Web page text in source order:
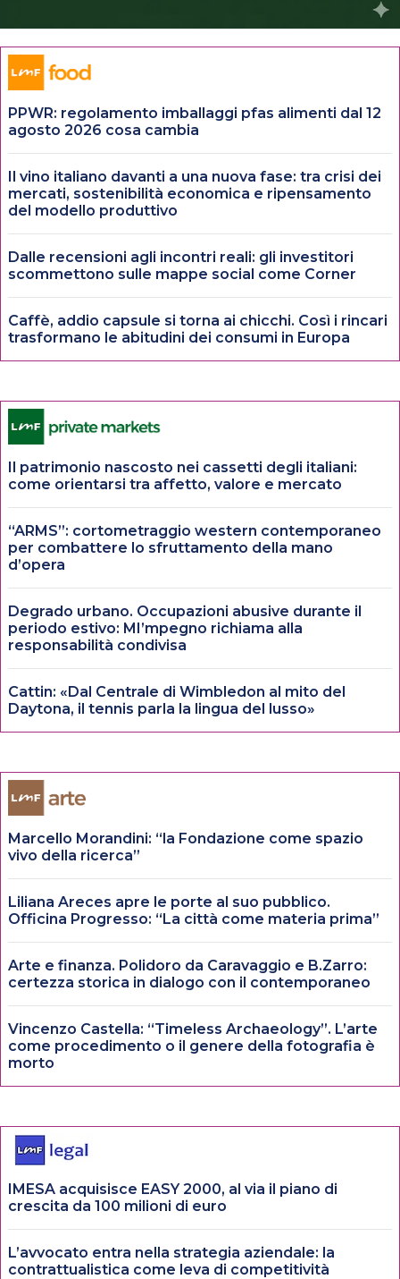
PPWR: regolamento imballaggi pfas alimenti dal 12
agosto 2026 cosa cambia
Il vino italiano davanti a una nuova fase: tra crisi dei
mercati, sostenibilità economica e ripensamento
del modello produttivo
Dalle recensioni agli incontri reali: gli investitori
scommettono sulle mappe social come Corner
Caffè, addio capsule si torna ai chicchi. Così i rincari
trasformano le abitudini dei consumi in Europa
Il patrimonio nascosto nei cassetti degli italiani:
come orientarsi tra affetto, valore e mercato
“ARMS”: cortometraggio western contemporaneo
per combattere lo sfruttamento della mano
d’opera
Degrado urbano. Occupazioni abusive durante il
periodo estivo: MI’mpegno richiama alla
responsabilità condivisa
Cattin: «Dal Centrale di Wimbledon al mito del
Daytona, il tennis parla la lingua del lusso»
Marcello Morandini: “la Fondazione come spazio
vivo della ricerca”
Liliana Areces apre le porte al suo pubblico.
Officina Progresso: “La città come materia prima”
Arte e finanza. Polidoro da Caravaggio e B.Zarro:
certezza storica in dialogo con il contemporaneo
Vincenzo Castella: “Timeless Archaeology”. L’arte
come procedimento o il genere della fotografia è
morto
IMESA acquisisce EASY 2000, al via il piano di
crescita da 100 milioni di euro
L’avvocato entra nella strategia aziendale: la
contrattualistica come leva di competitività